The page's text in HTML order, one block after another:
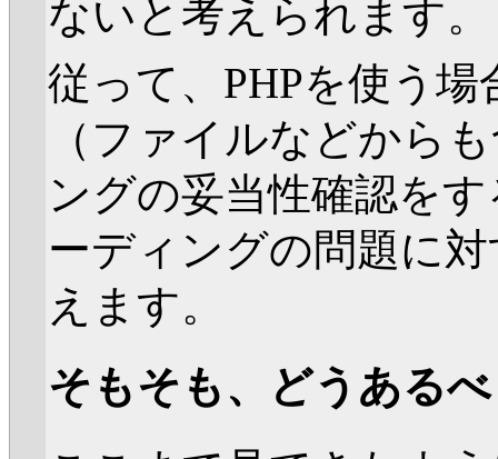
ないと考えられます。
従って、PHPを使う
（ファイルなどから
ングの妥当性確認を
ーディングの問題に
えます。
そもそも、どうある